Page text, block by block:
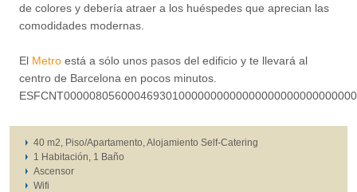
de colores y debería atraer a los huéspedes que aprecian las
comodidades modernas.
El Metro está a sólo unos pasos del edificio y te llevará al
centro de Barcelona en pocos minutos.
40 m2, Piso/Apartamento, Alojamiento Self-Catering
1 Habitación, 1 Baño
Ascensor
Wifi